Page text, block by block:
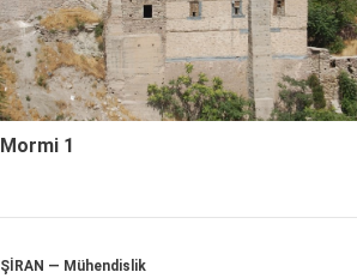
Mormi 1
ŞİRAN — Mühendislik